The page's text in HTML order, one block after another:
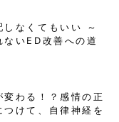
なくてもいい ～
ないED改善への道
変わる！？感情の正
けて、自律神経を